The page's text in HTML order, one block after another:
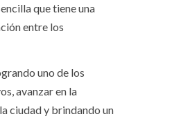
que tiene una
entre los
uno de los
avanzar en la
ciudad y brindando un